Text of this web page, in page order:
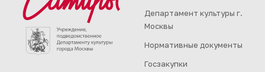
Департамент культуры г.
Москвы
Нормативные документы
Госзакупки